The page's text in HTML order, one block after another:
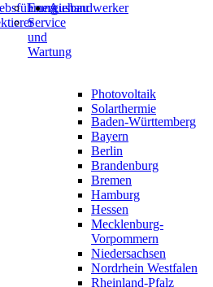
Energiehandwerker
Service
und
Wartung
Ausbau
Photovoltaik
Solarthermie
Baden-Württemberg
Bayern
Berlin
Brandenburg
Bremen
Hamburg
Hessen
Mecklenburg-
Vorpommern
Niedersachsen
Nordrhein Westfalen
Rheinland-Pfalz